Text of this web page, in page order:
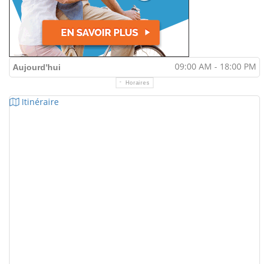
Aujourd'hui 09:00 AM - 18:00 PM
Horaires
Itinéraire